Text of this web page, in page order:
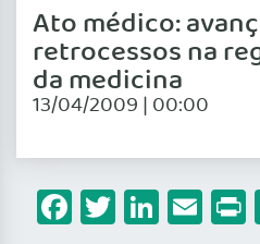
Ato médico:
retrocessos na
da medicina
13/04/2009 | 00:00
Facebook
Twitter